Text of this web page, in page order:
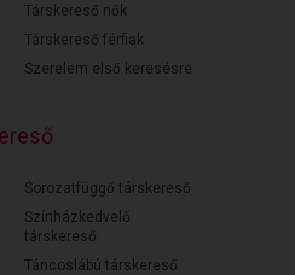
Társkereső nők
Társkereső férfiak
Szerelem első keresésre
Sorozatfüggő társkereső
Színházkedvelő
társkereső
Táncoslábú társkereső